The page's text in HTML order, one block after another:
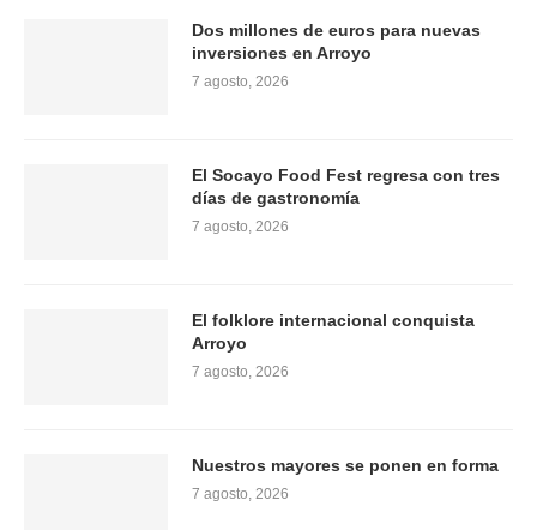
Dos millones de euros para nuevas
inversiones en Arroyo
7 agosto, 2026
El Socayo Food Fest regresa con tres
días de gastronomía
7 agosto, 2026
El folklore internacional conquista
Arroyo
7 agosto, 2026
Nuestros mayores se ponen en forma
7 agosto, 2026